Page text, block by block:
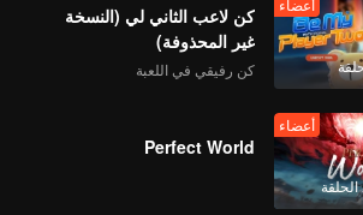
أعضاء
كن لاعب الثاني لي (النسخة
غير المحذوفة)
كن رفيقي في اللعبة
أعضاء
Perfect World